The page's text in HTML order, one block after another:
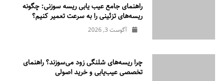
راهنمای جامع عیب یابی ریسه سوزنی: چگونه
ریسه‌های تزئینی را به سرعت تعمیر کنیم؟
آگوست 3, 2026
چرا ریسه‌های شلنگی زود می‌سوزند؟ راهنمای
تخصصی عیب‌یابی و خرید اصولی